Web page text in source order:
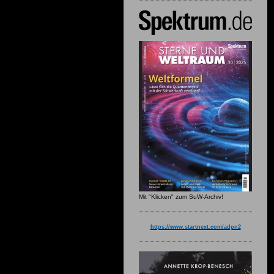
Mit "Klicken" zum SuW-Archiv!
https://www.startnext.com/adpn2